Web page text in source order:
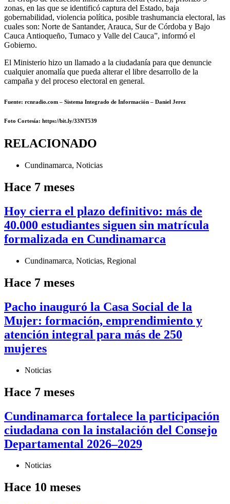
zonas, en las que se identificó captura del Estado, baja
gobernabilidad, violencia política, posible trashumancia electoral, las
cuales son: Norte de Santander, Arauca, Sur de Córdoba y Bajo
Cauca Antioqueño, Tumaco y Valle del Cauca”, informó el
Gobierno.
El Ministerio hizo un llamado a la ciudadanía para que denuncie
cualquier anomalía que pueda alterar el libre desarrollo de la
campaña y del proceso electoral en general.
Fuente: rcnradio.com – Sistema Integrado de Información – Daniel Jerez
Foto Cortesía: https://bit.ly/33NT539
RELACIONADO
Cundinamarca, Noticias
Hace 7 meses
Hoy cierra el plazo definitivo: más de
40.000 estudiantes siguen sin matrícula
formalizada en Cundinamarca
Cundinamarca, Noticias, Regional
Hace 7 meses
Pacho inauguró la Casa Social de la
Mujer: formación, emprendimiento y
atención integral para más de 250
mujeres
Noticias
Hace 7 meses
Cundinamarca fortalece la participación
ciudadana con la instalación del Consejo
Departamental 2026–2029
Noticias
Hace 10 meses